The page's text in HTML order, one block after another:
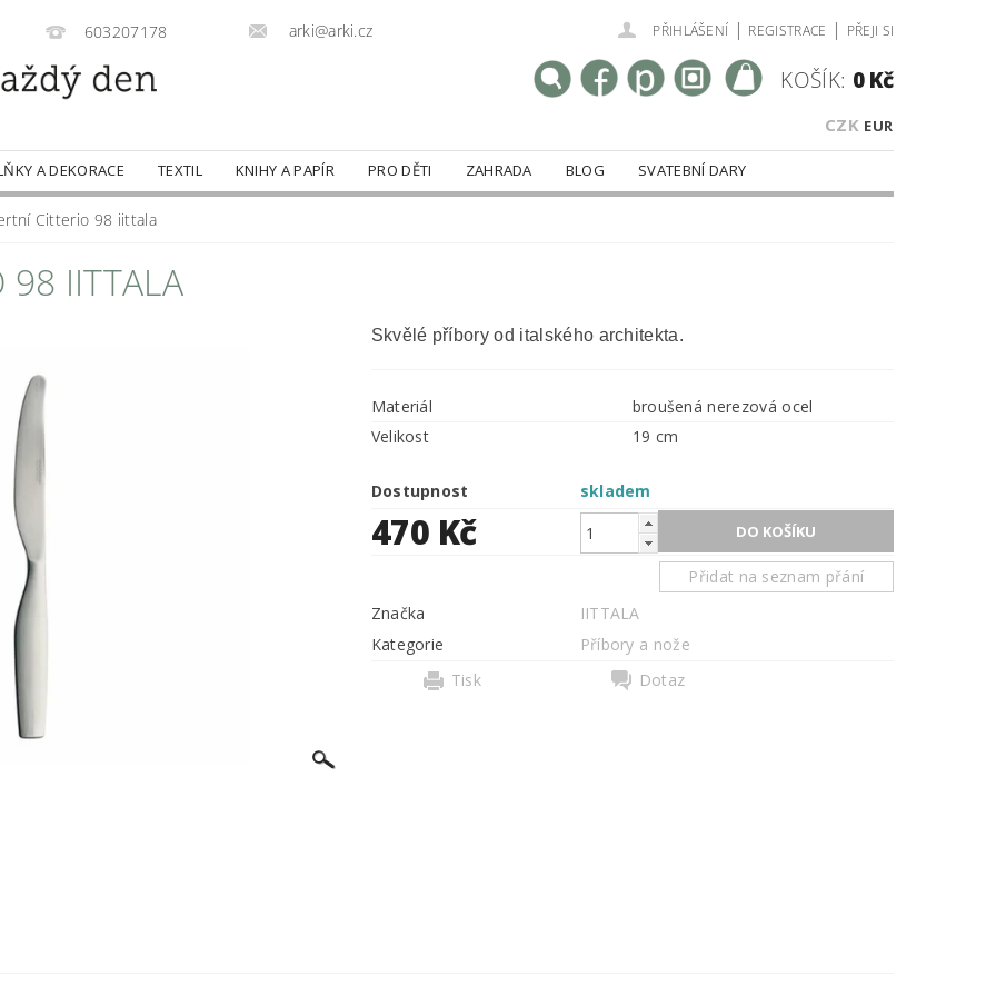
603207178 arki@arki.cz PŘIHLÁŠENÍ | REGISTRACE | PŘEJI SI
CZK EUR
KOŠÍK: 0 Kč
A DEKORACE TEXTIL KNIHY A PAPÍR PRO DĚTI ZAHRADA BLOG
SVATEBNÍ DARY
Citterio 98 iittala
98 IITTALA
Skvělé příbory od italského architekta.
Materiál
broušená nerezová ocel
Velikost
19 cm
Dostupnost skladem
470 Kč
Přidat na seznam přání
Značka
IITTALA
Kategorie
Příbory a nože
Tisk
Dotaz